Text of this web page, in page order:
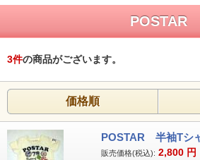
POSTAR
3件の商品がございます。
価格順
POSTAR 半袖Tシ
販売価格(税込): 2,800 円